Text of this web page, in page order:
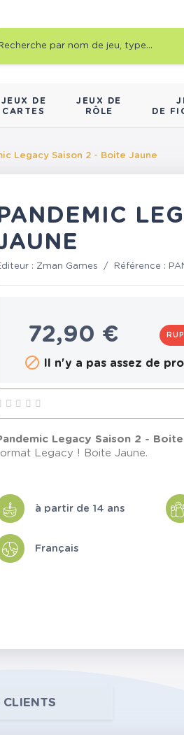
JEUX DE
CARTES
JEUX DE
RÔLE
DE
Legacy Saison 2 - Boite Jaune
: Zman Games / Référence :
72,90 €
 Il n'y a pas assez de
Legacy Saison 2 - Boite
Legacy ! Boite Jaune.
à partir de 14 ans
Français
CLIENTS